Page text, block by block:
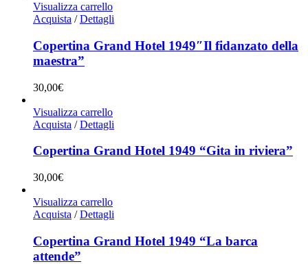
Visualizza carrello
Acquista / Dettagli
Copertina Grand Hotel 1949″Il fidanzato della
maestra”
30,00€
Visualizza carrello
Acquista / Dettagli
Copertina Grand Hotel 1949 “Gita in riviera”
30,00€
Visualizza carrello
Acquista / Dettagli
Copertina Grand Hotel 1949 “La barca
attende”